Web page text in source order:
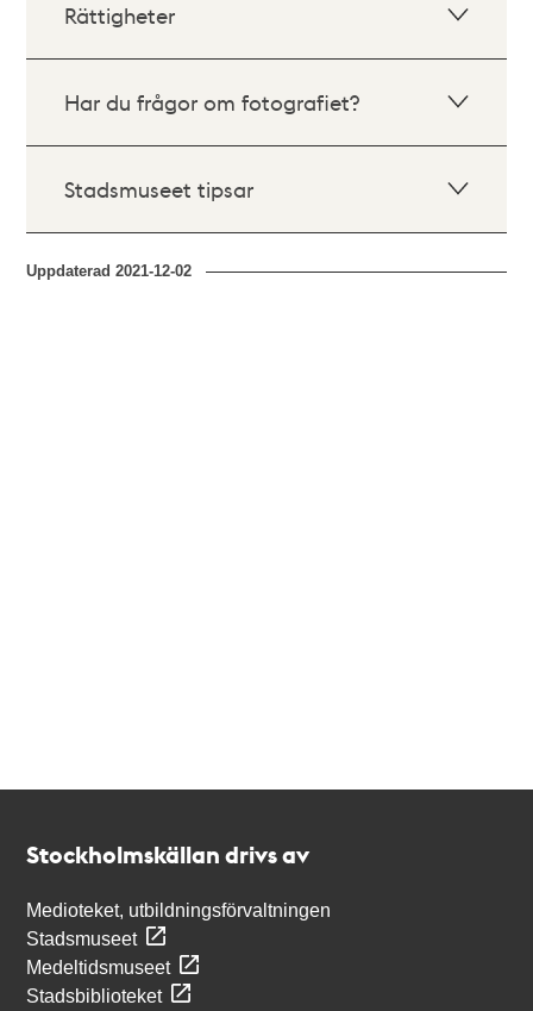
Rättigheter
Har du frågor om fotografiet?
Stadsmuseet tipsar
Uppdaterad2021-12-02
Stockholmskällan drivs av
Medioteket, utbildningsförvaltningen
Stadsmuseet
Medeltidsmuseet
Stadsbiblioteket